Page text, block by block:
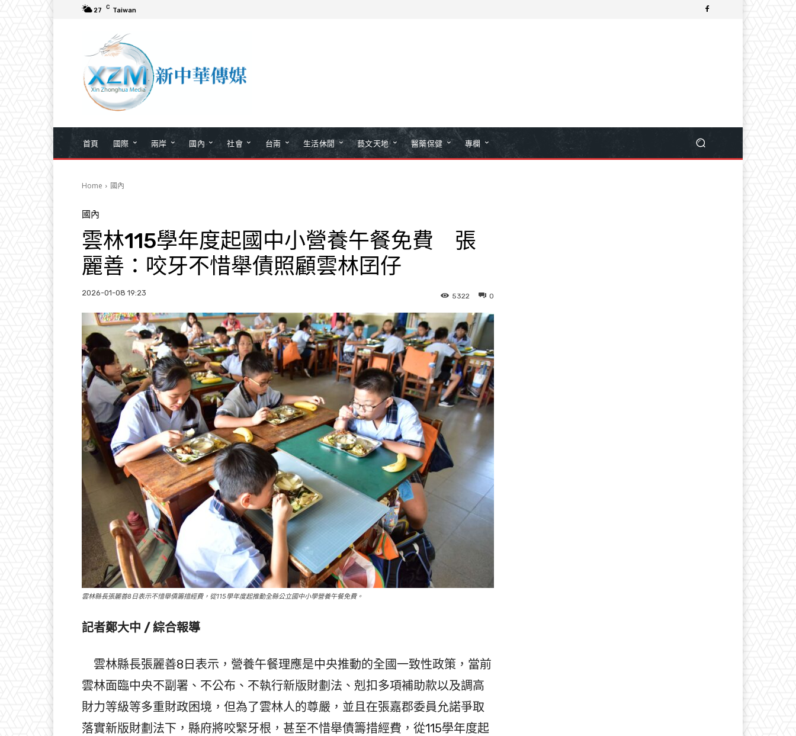
27 C Taiwan
首頁 國際 兩岸 國內 社會 台南 生活休閒 藝文天地 醫藥保健 專欄
Home 國內
國內
雲林115學年度起國中小營養午餐免費 張
麗善：咬牙不惜舉債照顧雲林囝仔
2026-01-08 19:23 0
5322
雲林縣長張麗善8日表示不惜舉債籌措經費，從115學年度起推動全縣公立國中小學營養午餐免費。
記者鄭大中 / 綜合報導
雲林縣長張麗善8日表示，營養午餐理應是中央推動的全國一致性政策，當前
雲林面臨中央不副署、不公布、不執行新版財劃法、剋扣多項補助款以及調高
財力等級等多重財政困境，但為了雲林人的尊嚴，並且在張嘉郡委員允諾爭取
落實新版財劃法下，縣府將咬緊牙根，甚至不惜舉債籌措經費，從115學年度起